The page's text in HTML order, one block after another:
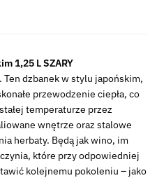
1,25 L SZARY
Ten dzbanek w stylu japońskim,
przewodzenie ciepła, co
temperaturze przez
wnętrze oraz stalowe
herbaty. Będą jak wino, im
które przy odpowiedniej
kolejnemu pokoleniu – jako